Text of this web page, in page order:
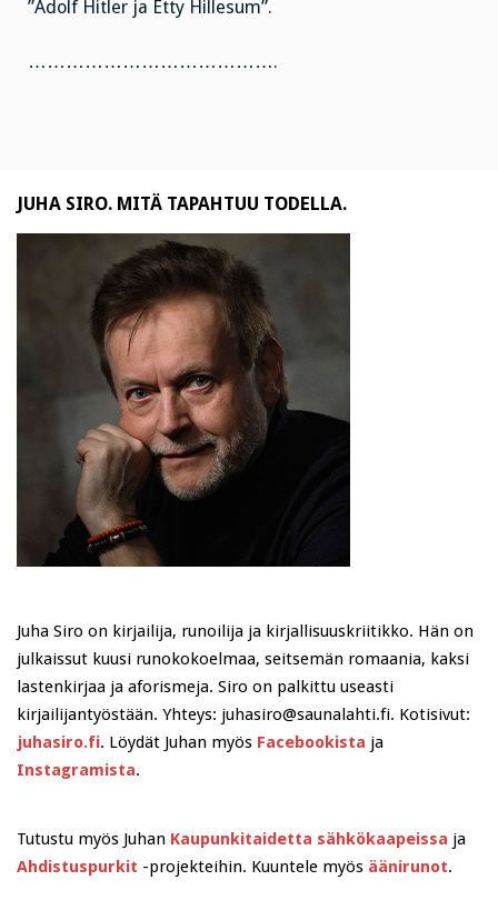
”Adolf Hitler ja Etty Hillesum”.
………………………………….
JUHA SIRO. MITÄ TAPAHTUU TODELLA.
Juha Siro on kirjailija, runoilija ja kirjallisuuskriitikko. Hän on
julkaissut kuusi runokokoelmaa, seitsemän romaania, kaksi
lastenkirjaa ja aforismeja. Siro on palkittu useasti
kirjailijantyöstään. Yhteys: juhasiro@saunalahti.fi. Kotisivut:
juhasiro.fi. Löydät Juhan myös Facebookista ja
Instagramista.
Tutustu myös Juhan Kaupunkitaidetta sähkökaapeissa ja
Ahdistuspurkit -projekteihin. Kuuntele myös äänirunot.